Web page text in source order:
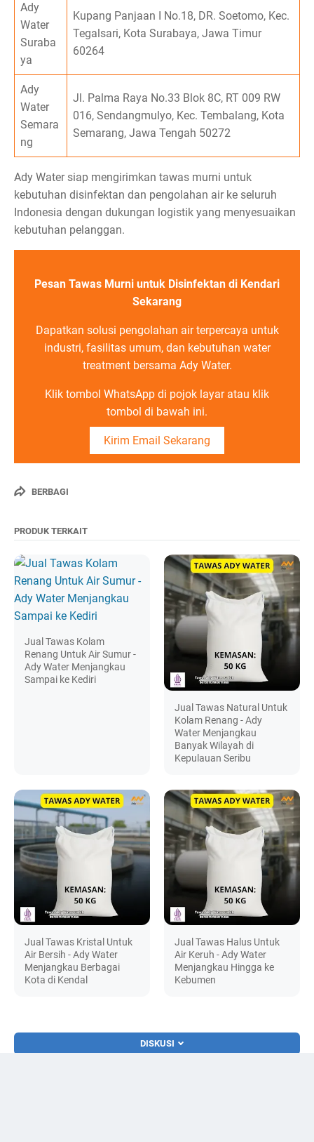
Ady
Water
Suraba
ya
Kupang Panjaan I No.18, DR. Soetomo, Kec.
Tegalsari, Kota Surabaya, Jawa Timur
60264
Ady
Water
Semara
ng
Jl. Palma Raya No.33 Blok 8C, RT 009 RW
016, Sendangmulyo, Kec. Tembalang, Kota
Semarang, Jawa Tengah 50272
Ady Water siap mengirimkan tawas murni untuk
kebutuhan disinfektan dan pengolahan air ke seluruh
Indonesia dengan dukungan logistik yang menyesuaikan
kebutuhan pelanggan.
Pesan Tawas Murni untuk Disinfektan di Kendari
Sekarang
Dapatkan solusi pengolahan air terpercaya untuk
industri, fasilitas umum, dan kebutuhan water
treatment bersama Ady Water.
Klik tombol WhatsApp di pojok layar atau klik
tombol di bawah ini.
Kirim Email Sekarang
BERBAGI
PRODUK TERKAIT
Jual Tawas Kolam
Renang Untuk Air Sumur -
Ady Water Menjangkau
Sampai ke Kediri
Jual Tawas Natural Untuk
Kolam Renang - Ady
Water Menjangkau
Banyak Wilayah di
Kepulauan Seribu
Jual Tawas Kristal Untuk
Air Bersih - Ady Water
Menjangkau Berbagai
Kota di Kendal
Jual Tawas Halus Untuk
Air Keruh - Ady Water
Menjangkau Hingga ke
Kebumen
DISKUSI